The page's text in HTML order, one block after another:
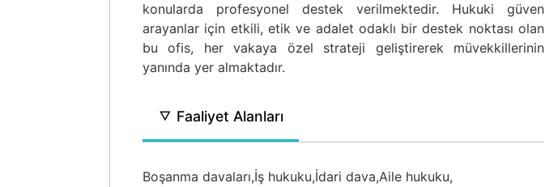
konularda profesyonel destek verilmektedir. Hukuki güven
arayanlar için etkili, etik ve adalet odaklı bir destek noktası olan
bu ofis, her vakaya özel strateji geliştirerek müvekkillerinin
yanında yer almaktadır.
Faaliyet Alanları
Boşanma davaları,İş hukuku,İdari dava,Aile hukuku,